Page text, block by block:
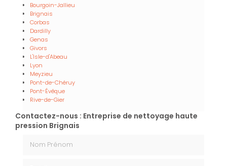
Bourgoin-Jallieu
Brignais
Corbas
Dardilly
Genas
Givors
L'Isle-d'Abeau
Lyon
Meyzieu
Pont-de-Chéruy
Pont-Évêque
Rive-de-Gier
Contactez-nous : Entreprise de nettoyage haute
pression Brignais